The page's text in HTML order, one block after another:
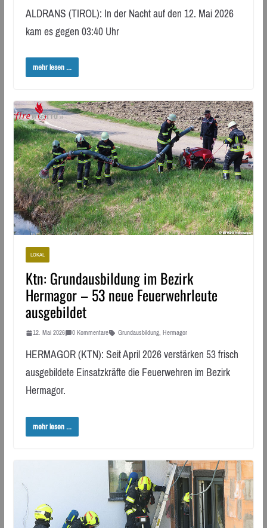
ALDRANS (TIROL): In der Nacht auf den 12. Mai 2026
kam es gegen 03:40 Uhr
mehr lesen ...
LOKAL
Ktn: Grundausbildung im Bezirk
Hermagor – 53 neue Feuerwehrleute
ausgebildet
12. Mai 2026 0 Kommentare Grundausbildung, Hermagor
HERMAGOR (KTN): Seit April 2026 verstärken 53 frisch
ausgebildete Einsatzkräfte die Feuerwehren im Bezirk
Hermagor.
mehr lesen ...